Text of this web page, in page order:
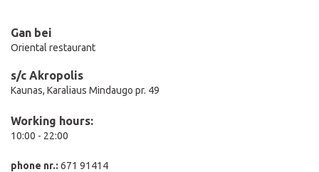
Gan bei
Oriental restaurant
s/c Akropolis
Kaunas, Karaliaus Mindaugo pr. 49
Working hours:
10:00 - 22:00
phone nr.: 671 91414